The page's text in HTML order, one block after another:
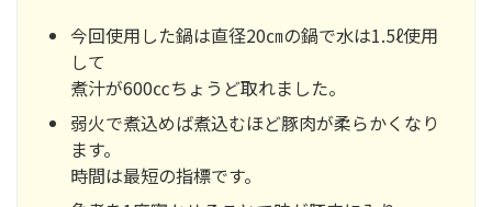
今回使用した鍋は直径20㎝の鍋で水は1.5ℓ使用
して
煮汁が600㏄ちょうど取れました。
弱火で煮込めば煮込むほど豚肉が柔らかくなり
ます。
時間は最短の指標です。